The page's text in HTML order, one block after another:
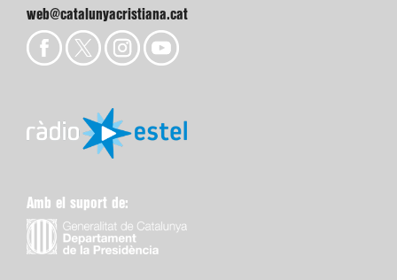
web@catalunyacristiana.cat
Amb el suport de: